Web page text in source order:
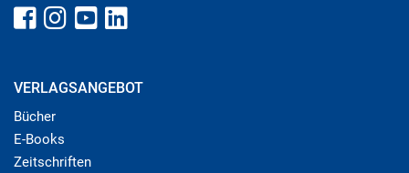
VERLAGSANGEBOT
Bücher
E-Books
Zeitschriften